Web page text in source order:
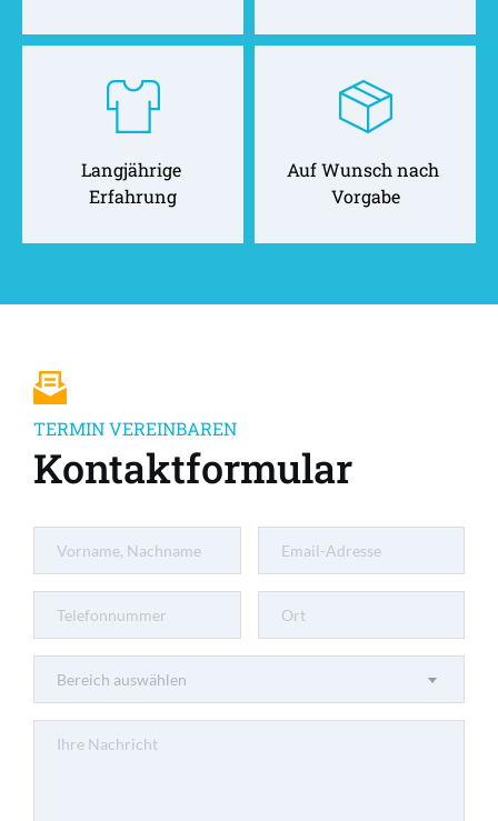
Langjährige
Erfahrung
Auf Wunsch nach
Vorgabe
TERMIN VEREINBAREN
Kontaktformular
Bereich auswählen